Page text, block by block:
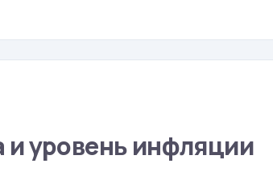
и уровень инфляции